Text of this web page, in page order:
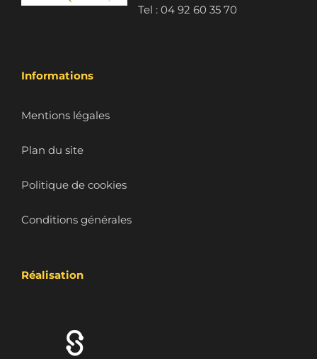
Tel : 04 92 60 35 70
Informations
Mentions légales
Plan du site
Politique de cookies
Conditions générales
Réalisation